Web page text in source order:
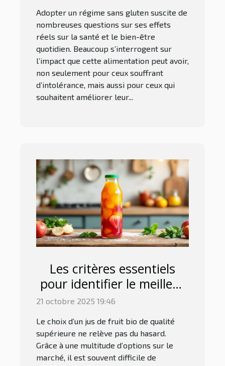
Adopter un régime sans gluten suscite de
nombreuses questions sur ses effets
réels sur la santé et le bien-être
quotidien. Beaucoup s’interrogent sur
l’impact que cette alimentation peut avoir,
non seulement pour ceux souffrant
d’intolérance, mais aussi pour ceux qui
souhaitent améliorer leur...
Les critères essentiels
pour identifier le meilleur
jus de fruit bio
21 octobre 2025 19:46
Le choix d’un jus de fruit bio de qualité
supérieure ne relève pas du hasard.
Grâce à une multitude d’options sur le
marché, il est souvent difficile de